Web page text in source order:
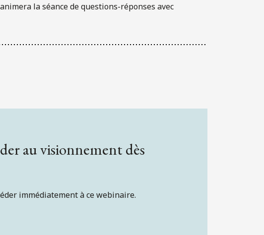
la séance de questions-réponses avec
au visionnement dès
immédiatement à ce webinaire.